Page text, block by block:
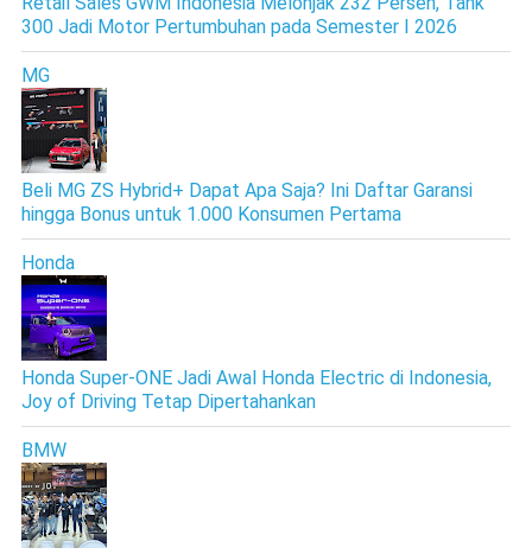
300 Jadi Motor Pertumbuhan pada Semester I 2026
MG
Beli MG ZS Hybrid+ Dapat Apa Saja? Ini Daftar Garansi
hingga Bonus untuk 1.000 Konsumen Pertama
Honda
Honda Super-ONE Jadi Awal Honda Electric di Indonesia,
Joy of Driving Tetap Dipertahankan
BMW